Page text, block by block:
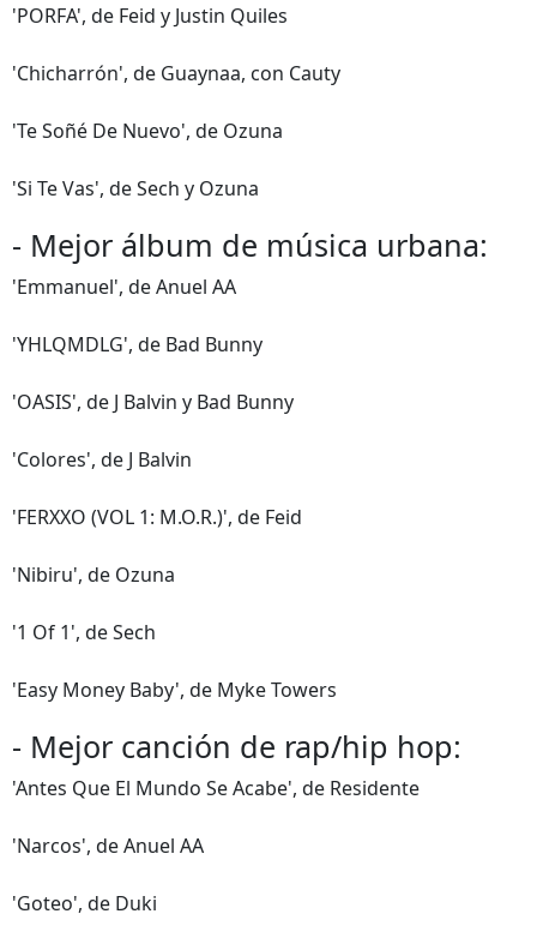
'PORFA', de Feid y Justin Quiles
'Chicharrón', de Guaynaa, con Cauty
'Te Soñé De Nuevo', de Ozuna
'Si Te Vas', de Sech y Ozuna
- Mejor álbum de música urbana:
'Emmanuel', de Anuel AA
'YHLQMDLG', de Bad Bunny
'OASIS', de J Balvin y Bad Bunny
'Colores', de J Balvin
'FERXXO (VOL 1: M.O.R.)', de Feid
'Nibiru', de Ozuna
'1 Of 1', de Sech
'Easy Money Baby', de Myke Towers
- Mejor canción de rap/hip hop:
'Antes Que El Mundo Se Acabe', de Residente
'Narcos', de Anuel AA
'Goteo', de Duki